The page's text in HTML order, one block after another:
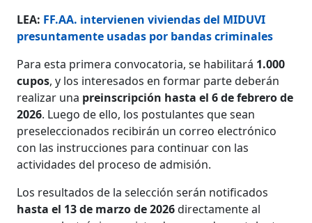
LEA: FF.AA. intervienen viviendas del MIDUVI
presuntamente usadas por bandas criminales
Para esta primera convocatoria, se habilitará 1.000
cupos, y los interesados en formar parte deberán
realizar una preinscripción hasta el 6 de febrero de
2026. Luego de ello, los postulantes que sean
preseleccionados recibirán un correo electrónico
con las instrucciones para continuar con las
actividades del proceso de admisión.
Los resultados de la selección serán notificados
hasta el 13 de marzo de 2026directamente al